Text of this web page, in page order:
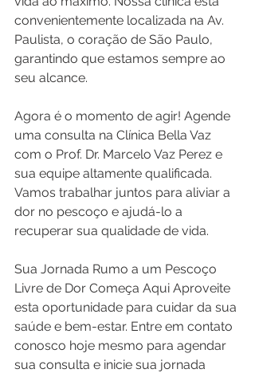
convenientemente localizada na Av.
Paulista, o coração de São Paulo,
garantindo que estamos sempre ao
seu alcance.
Agora é o momento de agir! Agende
uma consulta na Clínica Bella Vaz
com o Prof. Dr. Marcelo Vaz Perez e
sua equipe altamente qualificada.
Vamos trabalhar juntos para aliviar a
dor no pescoço e ajudá-lo a
recuperar sua qualidade de vida.
Sua Jornada Rumo a um Pescoço
Livre de Dor Começa Aqui Aproveite
esta oportunidade para cuidar da sua
saúde e bem-estar. Entre em contato
conosco hoje mesmo para agendar
sua consulta e inicie sua jornada